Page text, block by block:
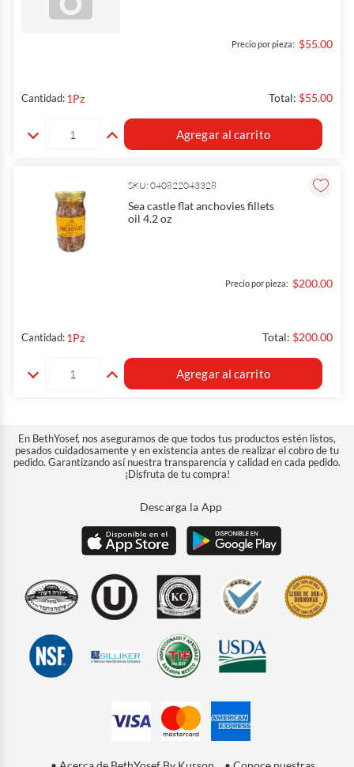
Precio por pieza: $55.00
Cantidad: 1Pz Total: $55.00
Agregar al carrito
SKU: 040822043328
Sea castle flat anchovies fillets
oil 4.2 oz
Precio por pieza: $200.00
Cantidad: 1Pz Total: $200.00
Agregar al carrito
En BethYosef, nos aseguramos de que todos tus productos estén listos,
pesados cuidadosamente y en existencia antes de realizar el cobro de tu
pedido. Garantizando así nuestra transparencia y calidad en cada pedido.
¡Disfruta de tu compra!
Descarga la App